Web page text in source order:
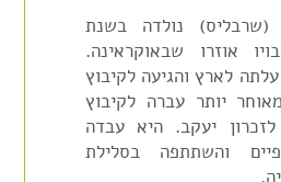
(שרבליס) נולדה בשנת
אוזרו שבאוקראינה.
בשנת 1924 עלתה לארץ והגיעה לקיבוץ
יותר עברה לקיבוץ
יעקב. היא עבדה
והשתתפה בסלילת